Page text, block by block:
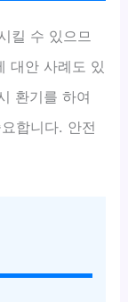
킬 수 있으므
대안 사례도 있
환기를 하여
합니다. 안전